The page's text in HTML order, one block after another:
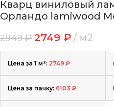
Кварц виниловый
Орландо lamiwood
2949₽ 2749 ₽ м2
Цена за 1 м²: 2749 ₽
Цена за пачку: 6103 ₽